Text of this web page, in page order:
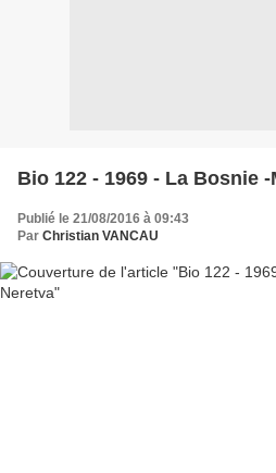
Bio 122 - 1969 - La Bosnie
Publié le 21/08/2016 à 09:43
Par Christian VANCAU